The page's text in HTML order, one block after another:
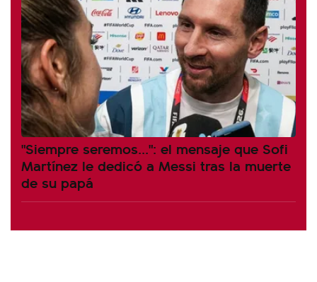
"Siempre seremos...": el mensaje que Sofi
Martínez le dedicó a Messi tras la muerte
de su papá